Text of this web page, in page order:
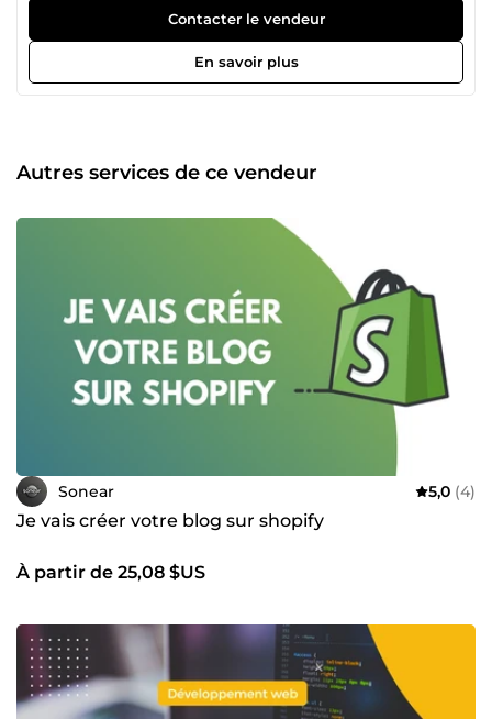
irréprochable dans la réalisation de vos projets. N’hésitez
donc pas à consulter la liste des différents services que
nous proposons et nous contacter pour tout autre besoin
spécifique en rapport avec nos services.
Contacter le vendeur
En savoir plus
Autres services de ce vendeur
Sonear 5,0 (4)
Je vais créer votre blog sur shopify
À partir de 25,08 $US